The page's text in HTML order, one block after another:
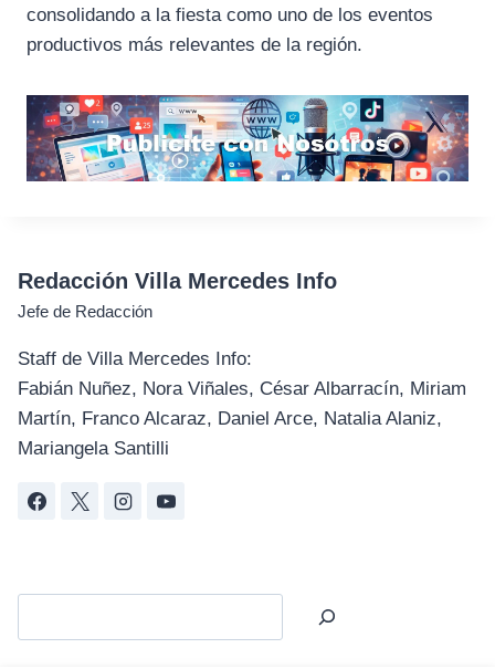
consolidando a la fiesta como uno de los eventos
productivos más relevantes de la región.
Redacción Villa Mercedes Info
Jefe de Redacción
Staff de Villa Mercedes Info:
Fabián Nuñez, Nora Viñales, César Albarracín, Miriam
Martín, Franco Alcaraz, Daniel Arce, Natalia Alaniz,
Mariangela Santilli